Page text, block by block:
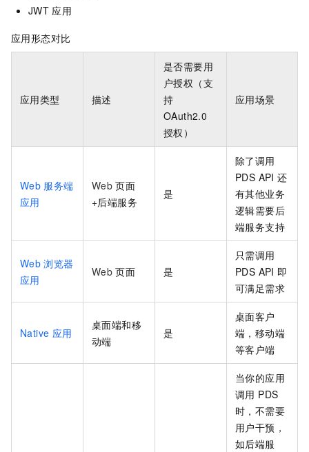
JWT 应用
应用形态对比
应用类型 描述
是否需要用
户授权（支
持
OAuth2.0
授权）
应用场景
Web 服务端
应用
Web 页面
+后端服务
是
除了调用
PDS API 还
有其他业务
逻辑需要后
端服务支持
Web 浏览器
应用
Web 页面 是
只需调用
PDS API 即
可满足需求
Native 应用
桌面端和移
动端
是
桌面客户
端，移动端
等客户端
当你的应用
调用 PDS
时，不需要
用户干预，
如后端服